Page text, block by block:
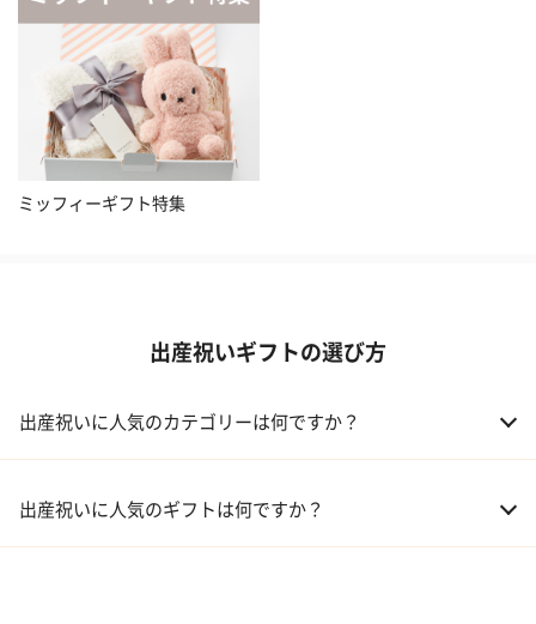
ミッフィーギフト特集
出産祝いギフトの選び方
出産祝いに人気のカテゴリーは何ですか？
02 ベビー寝具・家具
出産祝いに人気のギフトは何ですか？